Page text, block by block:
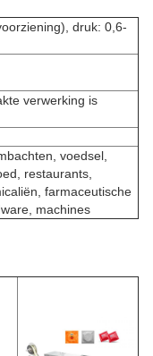
druk: 0,6-
verwerking is
voedsel,
restaurants,
farmaceutische
machines